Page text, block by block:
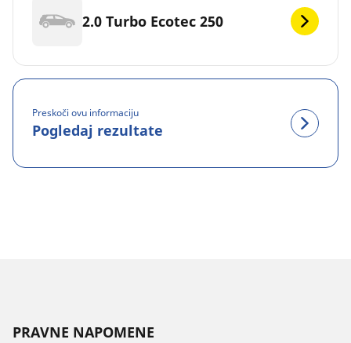
2.0 Turbo Ecotec 250
Preskoči ovu informaciju
Pogledaj rezultate
PRAVNE NAPOMENE